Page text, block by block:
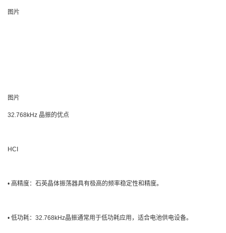
图片
图片
32.768kHz 晶振的优点
HCI
• 高精度：石英晶体振荡器具有极高的频率稳定性和精度。
• 低功耗：32.768kHz晶振通常用于低功耗应用，适合电池供电设备。